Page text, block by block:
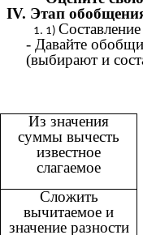
IV. Этап
- Давайте
(выбирают и
Из значения
суммы вычесть
известное
слагаемое
Сложить
вычитаемое и
значение разности